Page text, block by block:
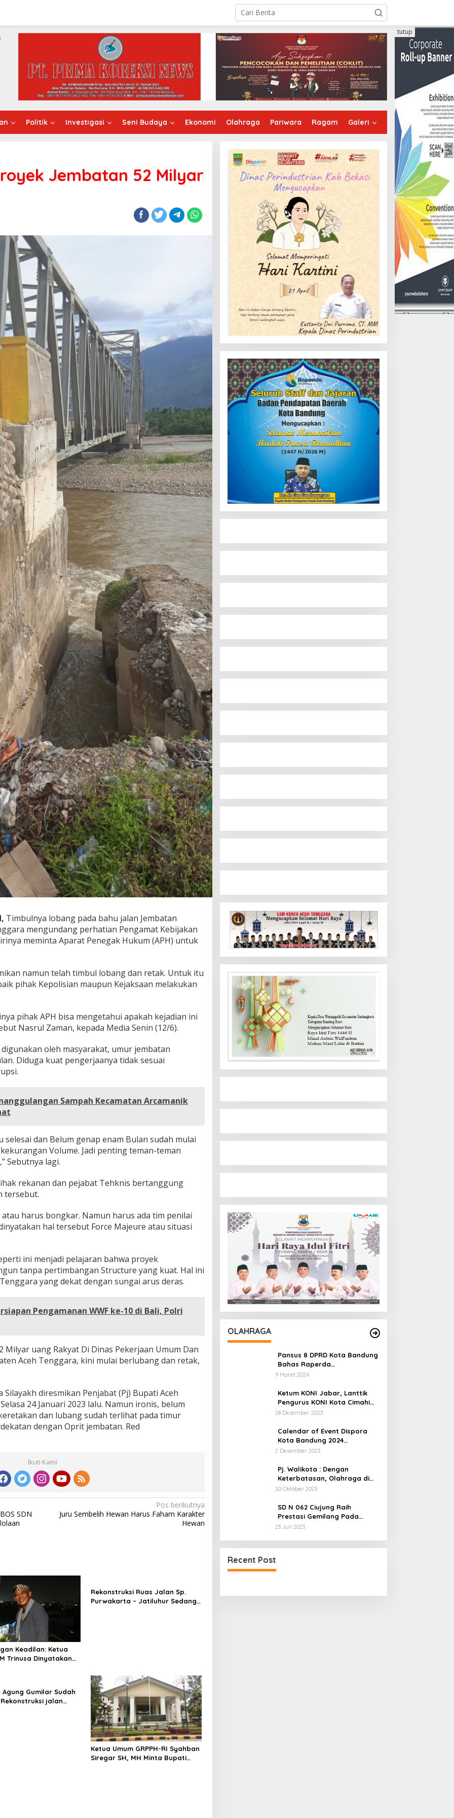
Politik Investigasi Seni Budaya Ekonomi Olahraga Pariwara Ragam Galeri
tutup
Jembatan 52 Milyar
Timbulnya lobang pada bahu jalan Jembatan
mengundang perhatian Pengamat Kebijakan
meminta Aparat Penegak Hukum (APH) untuk
namun telah timbul lobang dan retak. Untuk itu
pihak Kepolisian maupun Kejaksaan melakukan
pihak APH bisa mengetahui apakah kejadian ini
Nasrul Zaman, kepada Media Senin (12/6).
oleh masyarakat, umur jembatan
Diduga kuat pengerjaanya tidak sesuai
Sampah Kecamatan Arcamanik
selesai dan Belum genap enam Bulan sudah mulai
Volume. Jadi penting teman-teman
Sebutnya lagi.
rekanan dan pejabat Tehknis bertanggung
tersebut.
harus bongkar. Namun harus ada tim penilai
hal tersebut Force Majeure atau situasi
ini menjadi pelajaran bahwa proyek
tanpa pertimbangan Structure yang kuat. Hal ini
yang dekat dengan sungai arus deras.
Pengamanan WWF ke-10 di Bali, Polri
Milyar uang Rakyat Di Dinas Pekerjaan Umum Dan
Aceh Tenggara, kini mulai berlubang dan retak,
diresmikan Penjabat (Pj) Bupati Aceh
24 Januari 2023 lalu. Namun ironis, belum
dan lubang sudah terlihat pada timur
dengan Oprit jembatan. Red
Ikuti Kami
SDN
Pos berikutnya
Juru Sembelih Hewan Harus Faham Karakter
Hewan
Keadilan: Ketua
Trinusa Dinyatakan
Rekonstruksi Ruas Jalan Sp.
Purwakarta – Jatiluhur Sedang
Agung Gumilar Sudah
jalan
Ketua Umum GRPPH-RI Syahban
Siregar SH, MH Minta Bupati
OLAHRAGA
Pansus 8 DPRD Kota Bandung
Bahas Raperda
Keolahragaan Yang Sempat
9 Maret 2024
Ketum KONI Jabar, Lanttik
Pengurus KONI Kota Cimahi
Masa Bakti 2023-2027
28 Desember 2023
Calendar of Event Dispora
Kota Bandung 2024
Diresmikan
2 Desember 2023
Pj. Walikota : Dengan
Keterbatasan, Olahraga di
Cimahi Harus Jadi Industri
20 Oktober 2023
SD N 062 Ciujung Raih
Prestasi Gemilang Pada
Kejuaraan Karate
23 Juli 2023
Recent Post
Baru 3–4
Berikan
Diduga PUPR Indramayu
menyelimuti Kontraktor Proyek